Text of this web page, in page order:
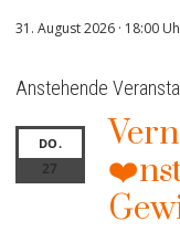
31. August 2026 · 18:00
Anstehende
DO.
27